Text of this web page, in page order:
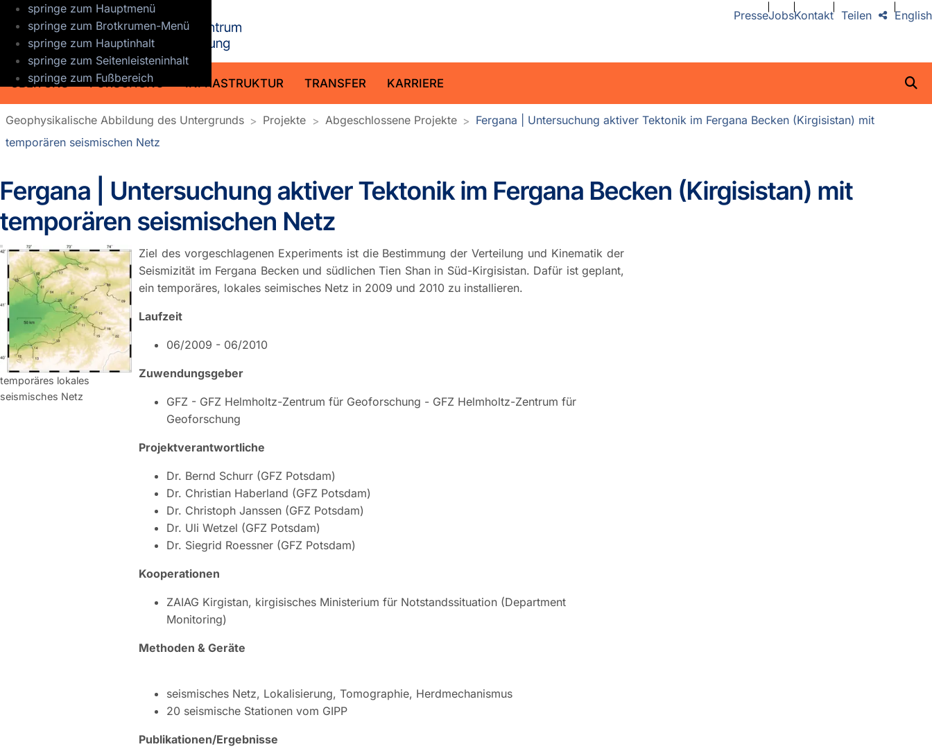
springe zum Hauptmenü
springe zum Brotkrumen-Menü
springe zum Hauptinhalt
springe zum Seitenleisteninhalt
springe zum Fußbereich
ÜBER UNS FORSCHUNG INFRASTRUKTUR TRANSFER KARRIERE
PresseJobsKontakt English
Teilen
Geophysikalische Abbildung des Untergrunds Projekte Abgeschlossene Projekte
Fergana | Untersuchung aktiver Tektonik im Fergana Becken (Kirgisistan) mit
temporären seismischen Netz
Fergana | Untersuchung aktiver Tektonik im Fergana Becken (Kirgisistan) mit
temporären seismischen Netz
temporäres lokales
seismisches Netz
Ziel des vorgeschlagenen Experiments ist die Bestimmung der Verteilung und Kinematik der
Seismizität im Fergana Becken und südlichen Tien Shan in Süd-Kirgisistan. Dafür ist geplant,
ein temporäres, lokales seimisches Netz in 2009 und 2010 zu installieren.
Laufzeit
06/2009 - 06/2010
Zuwendungsgeber
GFZ - GFZ Helmholtz-Zentrum für Geoforschung - GFZ Helmholtz-Zentrum für
Geoforschung
Projektverantwortliche
Dr. Bernd Schurr (GFZ Potsdam)
Dr. Christian Haberland (GFZ Potsdam)
Dr. Christoph Janssen (GFZ Potsdam)
Dr. Uli Wetzel (GFZ Potsdam)
Dr. Siegrid Roessner (GFZ Potsdam)
Kooperationen
ZAIAG Kirgistan, kirgisisches Ministerium für Notstandssituation (Department
Monitoring)
Methoden & Geräte
seismisches Netz, Lokalisierung, Tomographie, Herdmechanismus
20 seismische Stationen vom GIPP
Publikationen/Ergebnisse